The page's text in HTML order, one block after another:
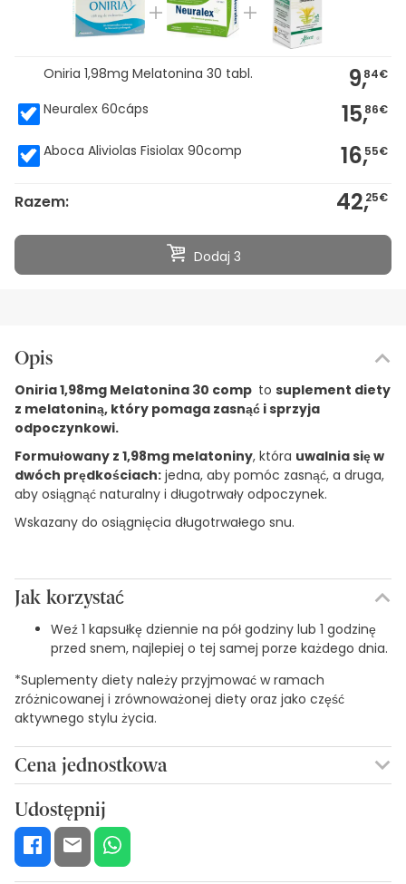
Oniria 1,98mg Melatonina 30 tabl. 9,84€
Neuralex 60cáps 15,86€
Aboca Aliviolas Fisiolax 90comp 16,55€
Razem: 42,25€
Dodaj 3
Opis
Oniria 1,98mg Melatonina 30 comp to suplement diety
z melatoniną, który pomaga zasnąć i sprzyja
odpoczynkowi.
Formułowany z 1,98mg melatoniny, która uwalnia się w
dwóch prędkościach: jedna, aby pomóc zasnąć, a druga,
aby osiągnąć naturalny i długotrwały odpoczynek.
Wskazany do osiągnięcia długotrwałego snu.
Jak korzystać
Weź 1 kapsułkę dziennie na pół godziny lub 1 godzinę
przed snem, najlepiej o tej samej porze każdego dnia.
*Suplementy diety należy przyjmować w ramach
zróżnicowanej i zrównoważonej diety oraz jako część
aktywnego stylu życia.
Cena jednostkowa
Udostępnij